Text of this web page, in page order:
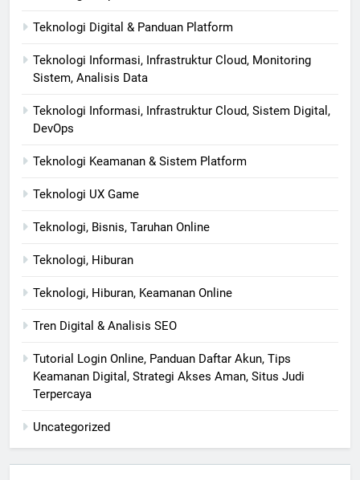
Teknologi Digital & Panduan Platform
Teknologi Informasi, Infrastruktur Cloud, Monitoring
Sistem, Analisis Data
Teknologi Informasi, Infrastruktur Cloud, Sistem Digital,
DevOps
Teknologi Keamanan & Sistem Platform
Teknologi UX Game
Teknologi, Bisnis, Taruhan Online
Teknologi, Hiburan
Teknologi, Hiburan, Keamanan Online
Tren Digital & Analisis SEO
Tutorial Login Online, Panduan Daftar Akun, Tips
Keamanan Digital, Strategi Akses Aman, Situs Judi
Terpercaya
Uncategorized